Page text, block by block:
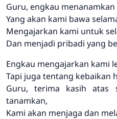
Guru, engkau
Yang akan kami bawa
Mengajarkan kami untuk
Dan menjadi pribadi yang
Engkau mengajarkan kami
Tapi juga tentang kebaikan
Guru, terima kasih atas
tanamkan,
Kami akan menjaga dan